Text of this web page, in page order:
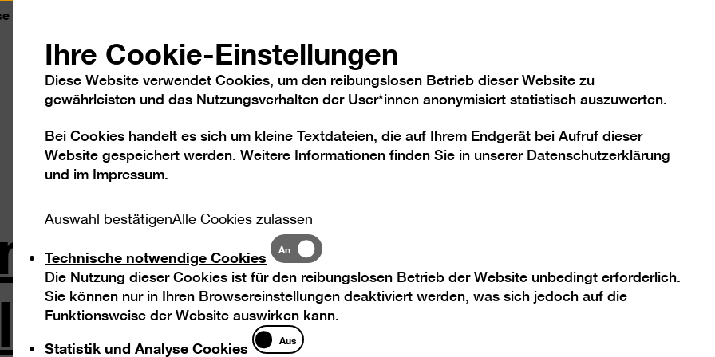
Besuch Ausstellungen Programme Sammlung Berlinische Galerie
mit DGS:
Qadiri
Ihre Cookie-Einstellungen
Diese Website verwendet Cookies, um den reibungslosen Betrieb dieser Website zu
gewährleisten und das Nutzungsverhalten der User*innen anonymisiert statistisch auszuwerten.
Bei Cookies handelt es sich um kleine Textdateien, die auf Ihrem Endgerät bei Aufruf dieser
Website gespeichert werden. Weitere Informationen finden Sie in unserer Datenschutzerklärung
und im Impressum.
Auswahl bestätigenAlle Cookies zulassen
Technische notwendige Cookies
Technische
notwendige
Cookies
An
Die Nutzung dieser Cookies ist für den reibungslosen Betrieb der Website unbedingt erforderlich.
Sie können nur in Ihren Browsereinstellungen deaktiviert werden, was sich jedoch auf die
Funktionsweise der Website auswirken kann.
Statistik und Analyse Cookies
Statistik
und
Aus